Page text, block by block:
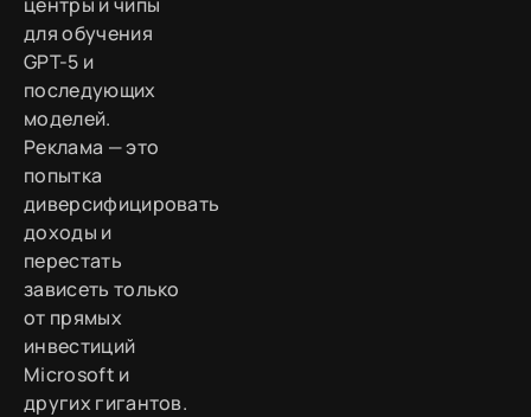
для обучения
GPT-5 и
последующих
моделей.
Реклама — это
попытка
диверсифицировать
доходы и
перестать
зависеть только
от прямых
инвестиций
Microsoft и
других гигантов.